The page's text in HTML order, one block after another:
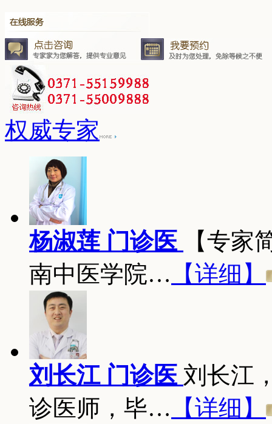
权威专家
杨淑莲 门诊医
【专家
南中医学院… 【详细】
刘长江 门诊医 刘长江
诊医师，毕… 【详细】